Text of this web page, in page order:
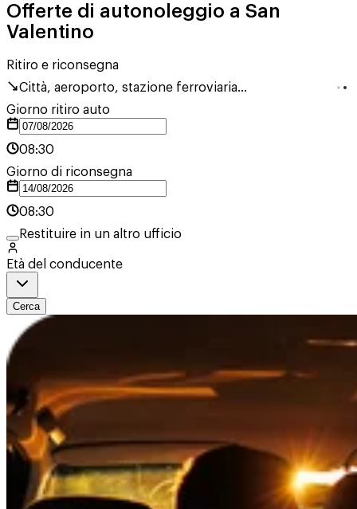
Offerte di autonoleggio a San
Valentino
Ritiro e riconsegna
Città, aeroporto, stazione ferroviaria...
Giorno ritiro auto
08:30
Giorno di riconsegna
08:30
Restituire in un altro ufficio
Età del conducente
Cerca